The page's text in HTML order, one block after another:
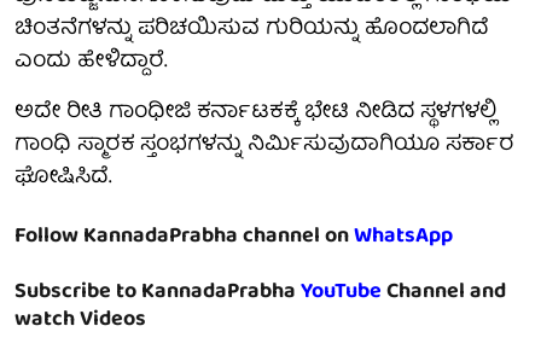
ಚಿಂತನೆಗಳನ್ನು ಪರಿಚಯಿಸುವ ಗುರಿಯನ್ನು ಹೊಂದಲಾಗಿದೆ
ಎಂದು ಹೇಳಿದ್ದಾರೆ.
ಅದೇ ರೀತಿ ಗಾಂಧೀಜಿ ಕರ್ನಾಟಕಕ್ಕೆ ಭೇಟಿ ನೀಡಿದ ಸ್ಥಳಗಳಲ್ಲಿ
ಗಾಂಧಿ ಸ್ಮಾರಕ ಸ್ತಂಭಗಳನ್ನು ನಿರ್ಮಿಸುವುದಾಗಿಯೂ ಸರ್ಕಾರ
ಘೋಷಿಸಿದೆ.
Follow KannadaPrabha channel onWhatsApp
Subscribe to KannadaPrabhaYouTubeChannel and
watch Videos